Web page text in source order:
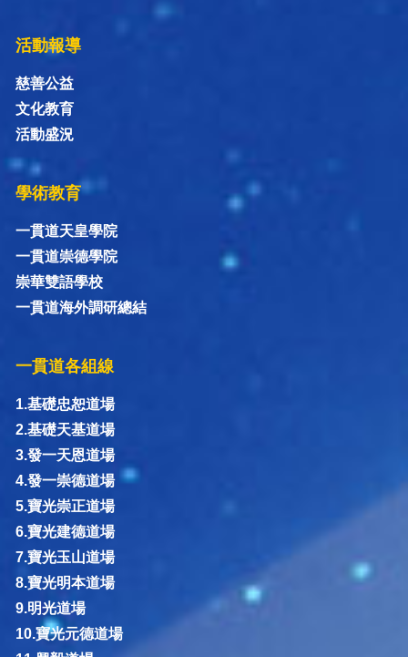
活動報導
慈善公益
文化教育
活動盛況
學術教育
一貫道天皇學院
一貫道崇德學院
崇華雙語學校
一貫道海外調研總結
一貫道各組線
1.基礎忠恕道場
2.基礎天基道場
3.發一天恩道場
4.發一崇德道場
5.寶光崇正道場
6.寶光建德道場
7.寶光玉山道場
8.寶光明本道場
9.明光道場
10.寶光元德道場